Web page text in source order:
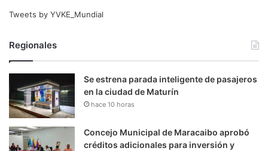
Tweets by YVKE_Mundial
Regionales
Se estrena parada inteligente de pasajeros
en la ciudad de Maturín
hace 10 horas
Concejo Municipal de Maracaibo aprobó
créditos adicionales para inversión y